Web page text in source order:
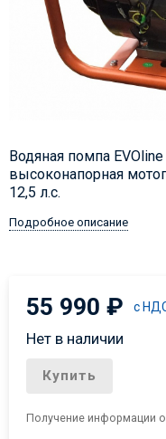
​Водяная помпа
высоконапорная
12,5 л.с.
Подробное описание
55 990₽ с
Нет в наличии
Купить
Получение информации